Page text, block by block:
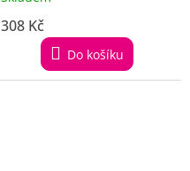
308 Kč
Do košíku